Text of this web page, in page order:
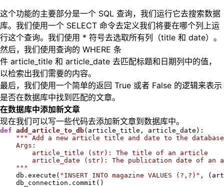
这个功能的主要部分是一个 SQL 查询，我们运行它去搜索数据
库。我们使用一个 SELECT 命令去定义我们将要在哪个列上运
行这个查询。我们使用 * 符号去选取所有列（title 和 date）。
然后，我们使用查询的 WHERE 条
件 article_title 和 article_date 去匹配标题和日期列中的值，
以检索出我们需要的内容。
最后，我们使用一个简单的返回 True 或者 False 的逻辑来表示
是否在数据库中找到匹配的文章。
在数据库中添加新文章
现在我们可以写一些代码去添加新文章到数据库中。
def add_article_to_db(article_title, article_date) :
""" Add a new article title and date to the database
    Args:
        article_title (str): The title of an article
article_date (str): The publication date of an
    """
    db.execute(
"INSERT INTO magazine VALUES (?,?)" ,
    db_connection.commit()